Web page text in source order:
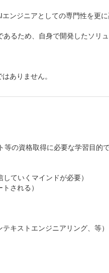
ンジニアとしての専門性を更
るため、自身で開発したソリ
ありません。
の資格取得に必要な学習目的
ていくマインドが必要）
される）
キストエンジニアリング、等）